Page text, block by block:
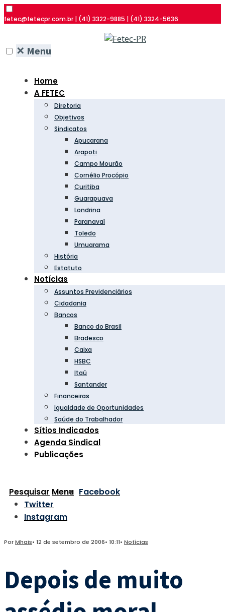
fetec@fetecpr.com.br | (41) 3322-9885 | (41) 3324-5636
✕ Menu
Home
A FETEC
Diretoria
Objetivos
Sindicatos
Apucarana
Arapoti
Campo Mourão
Cornélio Procópio
Curitiba
Guarapuava
Londrina
Paranavaí
Toledo
Umuarama
História
Estatuto
Notícias
Assuntos Previdenciários
Cidadania
Bancos
Banco do Brasil
Bradesco
Caixa
HSBC
Itaú
Santander
Financeiras
Igualdade de Oportunidades
Saúde do Trabalhador
Sítios Indicados
Agenda Sindical
Publicações
Pesquisar Menu Facebook
Twitter
Instagram
PorMhais• 12 de setembro de 2006• 10:11• Notícias
Depois de muito